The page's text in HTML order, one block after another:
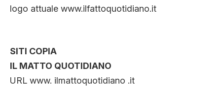
logo attuale www.ilfattoquotidiano.it
SITI COPIA
IL MATTO QUOTIDIANO
URL www. ilmattoquotidiano .it